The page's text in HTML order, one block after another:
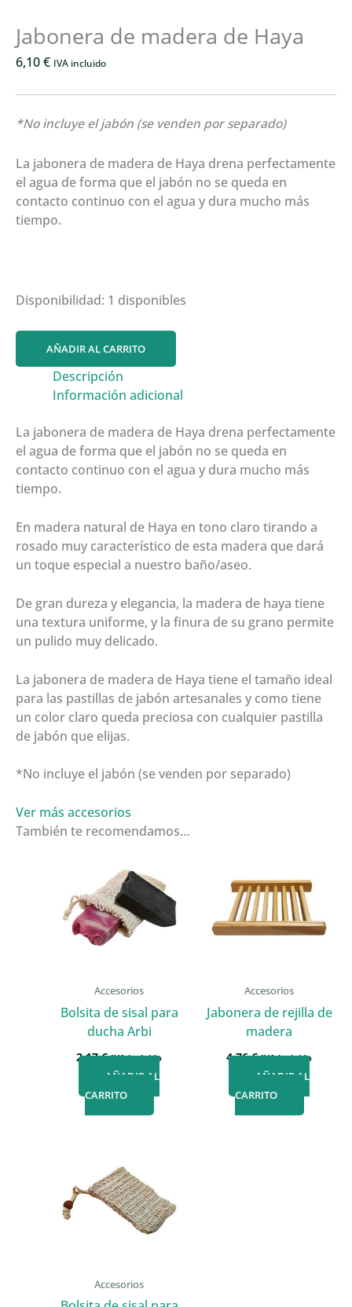
Jabonera de madera de Haya
6,10€ IVA incluido
*No incluye el jabón (se venden por separado)
La jabonera de madera de Haya drena perfectamente
el agua de forma que el jabón no se queda en
contacto continuo con el agua y dura mucho más
tiempo.
Disponibilidad: 1 disponibles
Jabonera
madera
cantidad
AÑADIR AL CARRITO
Descripción
Información adicional
La jabonera de madera de Haya drena perfectamente
el agua de forma que el jabón no se queda en
contacto continuo con el agua y dura mucho más
tiempo.
En madera natural de Haya en tono claro tirando a
rosado muy característico de esta madera que dará
un toque especial a nuestro baño/aseo.
De gran dureza y elegancia, la madera de haya tiene
una textura uniforme, y la finura de su grano permite
un pulido muy delicado.
La jabonera de madera de Haya tiene el tamaño ideal
para las pastillas de jabón artesanales y como tiene
un color claro queda preciosa con cualquier pastilla
de jabón que elijas.
*No incluye el jabón (se venden por separado)
Ver más accesorios
También te recomendamos…
Accesorios
Bolsita de sisal para
ducha Arbi
2,17€ IVA incluido
AÑADIR AL
CARRITO
Accesorios
Jabonera de rejilla de
madera
4,76€ IVA incluido
AÑADIR AL
CARRITO
Accesorios